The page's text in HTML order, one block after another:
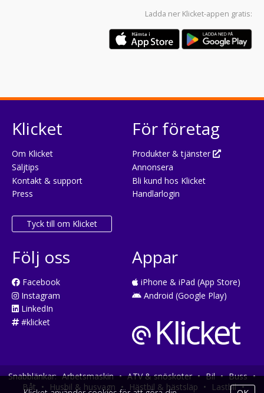
Ladda ner Klicket-appen gratis:
Klicket
Om Klicket
Säljtips
Kontakt & support
Press
Tyck till om Klicket
För företag
Produkter & tjänster
Annonsera
Bli kund hos Klicket
Handlarlogin
Följ oss
Facebook
Instagram
LinkedIn
#klicket
Appar
iPhone & iPad (App Store)
Android (Google Play)
Snabblänkar: Arbetsmaskin • ATV & snöskoter • Bil • Buss •
Båt • Husbil & husvagn • Hästbil & hästsläp • Lastbil •